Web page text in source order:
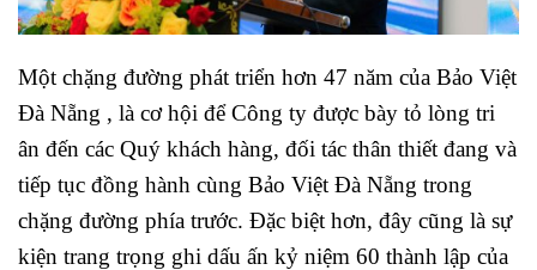
Một chặng đường phát triển hơn 47 năm của Bảo Việt
Đà Nẵng , là cơ hội để Công ty được bày tỏ lòng tri
ân đến các Quý khách hàng, đối tác thân thiết đang và
tiếp tục đồng hành cùng Bảo Việt Đà Nẵng trong
chặng đường phía trước. Đặc biệt hơn, đây cũng là sự
kiện trang trọng ghi dấu ấn kỷ niệm 60 thành lập của